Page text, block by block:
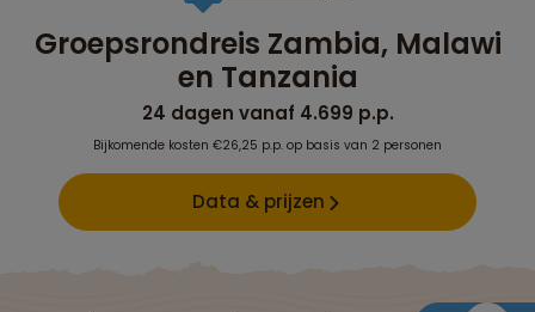
Groepsrondreis Zambia, Malawi
en Tanzania
24 dagen vanaf 4.699 p.p.
Bijkomende kosten €26,25 p.p. op basis van 2 personen
Data & prijzen